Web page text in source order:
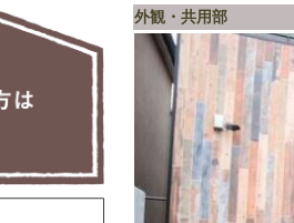
外観・共用部